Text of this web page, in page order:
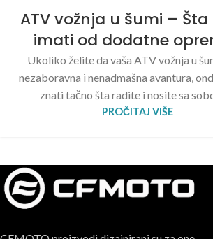
ATV vožnja u šumi –
imati od dodatne
Ukoliko želite da vaša ATV vožnja u
nezaboravna i nenadmašna avantura,
znati tačno šta radite i nosite sa
PROČITAJ VIŠE